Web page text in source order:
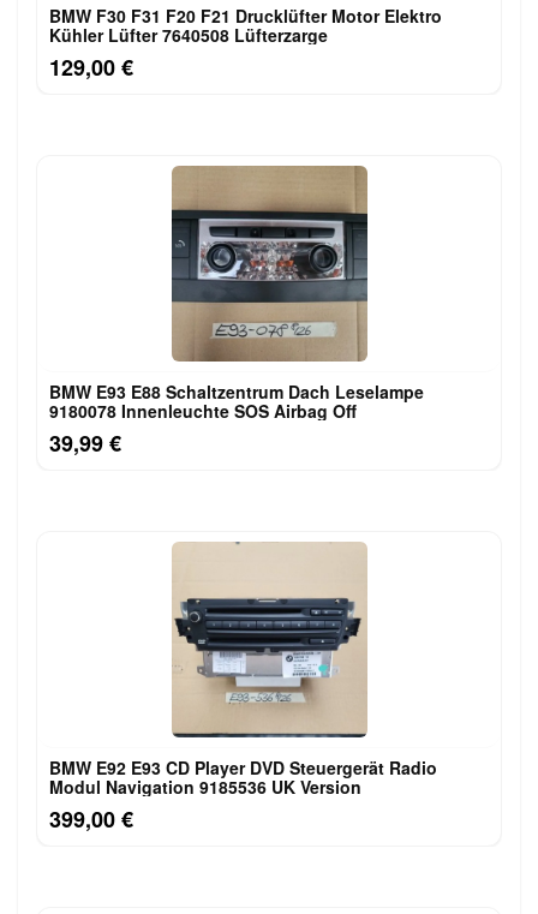
BMW F30 F31 F20 F21 Drucklüfter Motor Elektro
Kühler Lüfter 7640508 Lüfterzarge
129,00 €
BMW E93 E88 Schaltzentrum Dach Leselampe
9180078 Innenleuchte SOS Airbag Off
39,99 €
BMW E92 E93 CD Player DVD Steuergerät Radio
Modul Navigation 9185536 UK Version
399,00 €